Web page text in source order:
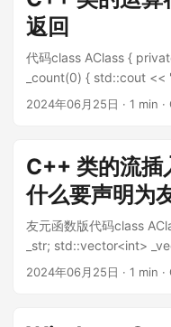
return 0; } unique_ptr 的
std::unique_ptr<int>
up2 = std::move(up1);
return 0; } unique_ptr 的
std::endl; return 0; }
支持自定义删除器，可以
完全二叉树的一个节点即
么这个树就不是一个堆。
返回
代码class AClass {
_count(0) { std::cout
赋值运算符，返回引用
用返回，其实也是可以运
造函数，生成临时对象，
这样会多出一次拷贝构造
果我们返回值类型，我们
AClass { private: int
算符，返回引用 AClass
2024年06月25日 · 1 min
C++ 类的流插
什么要声明为
友元函数版代码class
_str; std::vector<int>
2024年06月25日 · 1 min